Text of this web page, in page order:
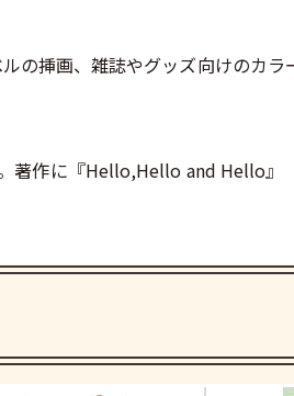
の挿画、雑誌やグッズ向けのカ
著作に『Hello,Hello and Hello